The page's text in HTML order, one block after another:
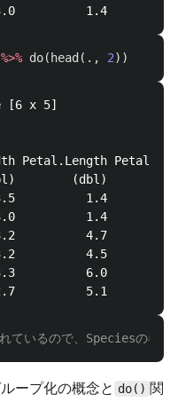
%>% do( head ( . , 2))
[6 x 5]
Petal.Length
(dbl)
1.4
1.4
4.7
4.5
6.0
ているので、Speciesの各
ープ化の概念と do() 関